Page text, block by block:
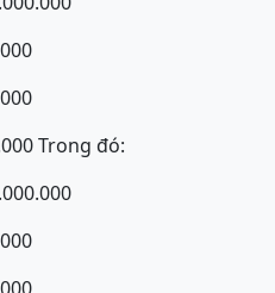
Trong đó: